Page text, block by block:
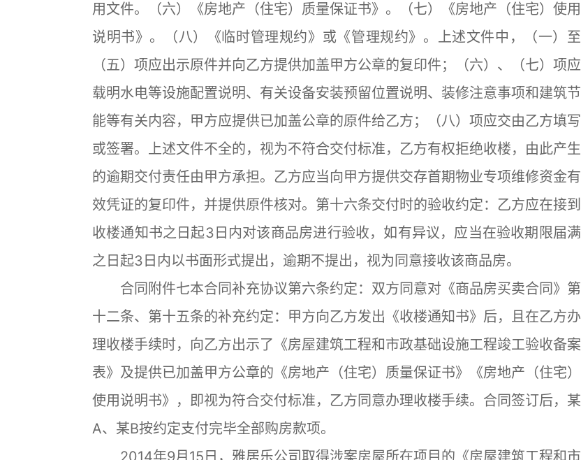
用文件。（六）《房地产（住宅）质量保证书》。（七）《房地产（住宅）使用
说明书》。（八）《临时管理规约》或《管理规约》。上述文件中，（一）至
（五）项应出示原件并向乙方提供加盖甲方公章的复印件；（六）、（七）项应
载明水电等设施配置说明、有关设备安装预留位置说明、装修注意事项和建筑节
能等有关内容，甲方应提供已加盖公章的原件给乙方；（八）项应交由乙方填写
或签署。上述文件不全的，视为不符合交付标准，乙方有权拒绝收楼，由此产生
的逾期交付责任由甲方承担。乙方应当向甲方提供交存首期物业专项维修资金有
效凭证的复印件，并提供原件核对。第十六条交付时的验收约定：乙方应在接到
收楼通知书之日起3日内对该商品房进行验收，如有异议，应当在验收期限届满
之日起3日内以书面形式提出，逾期不提出，视为同意接收该商品房。
合同附件七本合同补充协议第六条约定：双方同意对《商品房买卖合同》第
十二条、第十五条的补充约定：甲方向乙方发出《收楼通知书》后，且在乙方办
理收楼手续时，向乙方出示了《房屋建筑工程和市政基础设施工程竣工验收备案
表》及提供已加盖甲方公章的《房地产（住宅）质量保证书》《房地产（住宅）
使用说明书》，即视为符合交付标准，乙方同意办理收楼手续。合同签订后，某
A、某B按约定支付完毕全部购房款项。